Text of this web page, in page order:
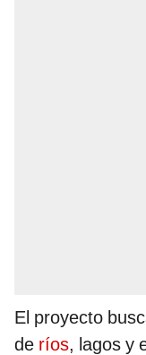
El proyecto
de ríos, lagos y